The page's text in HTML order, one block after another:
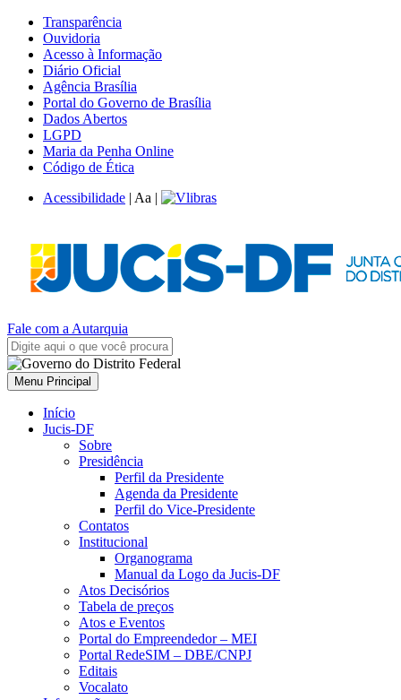
Transparência
Ouvidoria
Acesso à Informação
Diário Oficial
Agência Brasília
Portal do Governo de Brasília
Dados Abertos
LGPD
Maria da Penha Online
Código de Ética
Acessibilidade | Aa |
Fale com a Autarquia
Menu Principal
Início
Jucis-DF
Sobre
Presidência
Perfil da Presidente
Agenda da Presidente
Perfil do Vice-Presidente
Contatos
Institucional
Organograma
Manual da Logo da Jucis-DF
Atos Decisórios
Tabela de preços
Atos e Eventos
Portal do Empreendedor – MEI
Portal RedeSIM – DBE/CNPJ
Editais
Vocalato